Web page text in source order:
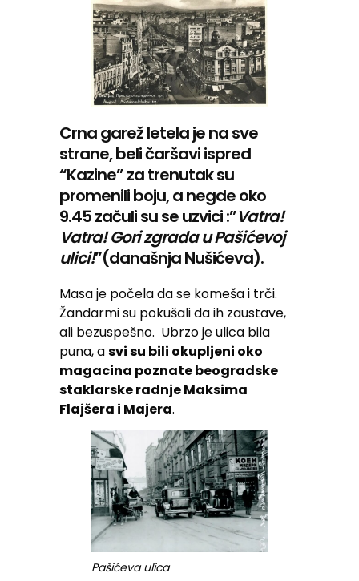
Crna garež letela je na sve
strane, beli čaršavi ispred
“Kazine” za trenutak su
promenili boju, a negde oko
9.45 začuli su se uzvici :”Vatra!
Vatra! Gori zgrada u Pašićevoj
ulici!”(današnja Nušićeva).
Masa je počela da se komeša i trči.
Žandarmi su pokušali da ih zaustave,
ali bezuspešno. Ubrzo je ulica bila
puna, asvi su bili okupljeni oko
magacina poznate beogradske
staklarske radnje Maksima
Flajšera i Majera.
Pašićeva ulica